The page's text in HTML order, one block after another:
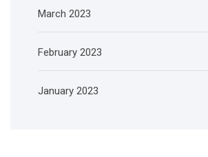
March 2023
February 2023
January 2023